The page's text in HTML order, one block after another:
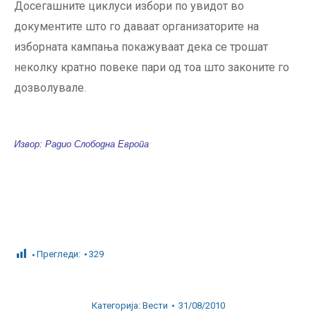
Досегашните циклуси избори по увидот во
документите што го даваат организаторите на
изборната кампања покажуваат дека се трошат
неколку кратно повеке пари од тоа што законите го
дозволувале.
Извор: Радио Слободна Европа
Прегледи: 329
Категорија: Вести 31/08/2010